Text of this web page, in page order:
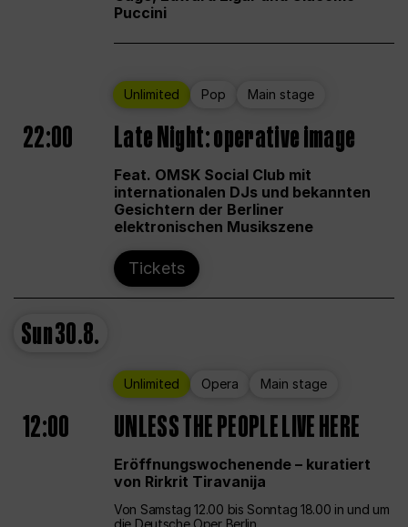
Puccini
Unlimited Pop Main stage
22:00 Late Night: operative image
Feat. OMSK Social Club mit
internationalen DJs und bekannten
Gesichtern der Berliner
elektronischen Musikszene
Tickets
Sun30.8.
Unlimited Opera Main stage
12:00 UNLESS THE PEOPLE LIVE HERE
Eröffnungswochenende – kuratiert
von Rirkrit Tiravanija
Von Samstag 12.00 bis Sonntag 18.00 in und um
die Deutsche Oper Berlin